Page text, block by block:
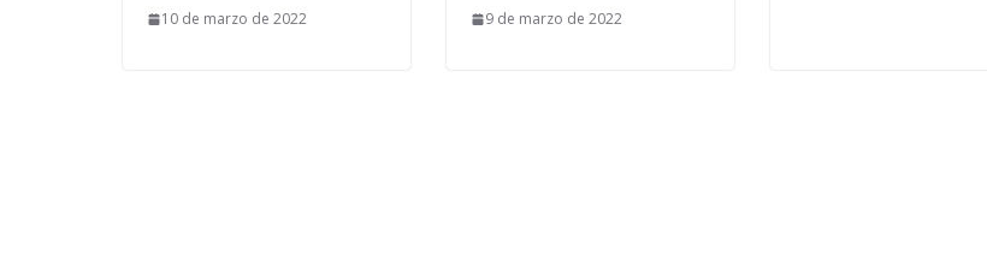
10 de marzo de 2022 9 de marzo de 2022